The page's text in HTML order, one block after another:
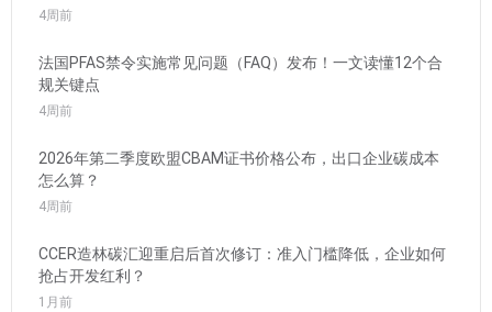
4周前
法国PFAS禁令实施常见问题（FAQ）发布！一文读懂12个合
规关键点
4周前
2026年第二季度欧盟CBAM证书价格公布，出口企业碳成本
怎么算？
4周前
CCER造林碳汇迎重启后首次修订：准入门槛降低，企业如何
抢占开发红利？
1月前